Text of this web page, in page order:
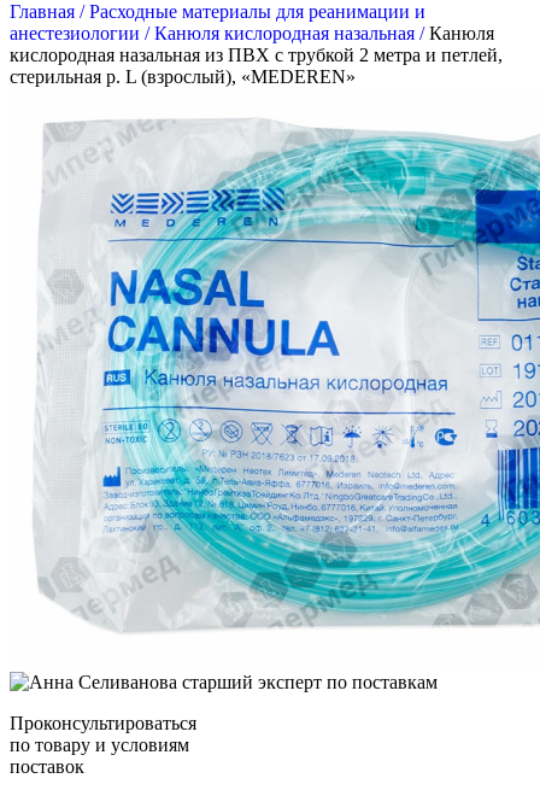
Главная /Расходные материалы для реанимации и
анестезиологии /Канюля кислородная назальная /Канюля
кислородная назальная из ПВХ с трубкой 2 метра и петлей,
стерильная р. L (взрослый), «MEDEREN»
Проконсультироваться
по товару и условиям
поставок